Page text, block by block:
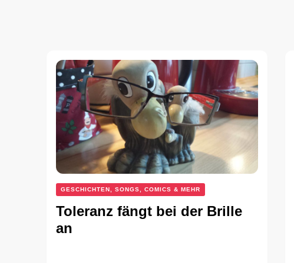
GESCHICHTEN, SONGS, COMICS & MEHR
Toleranz fängt bei der Brille
an